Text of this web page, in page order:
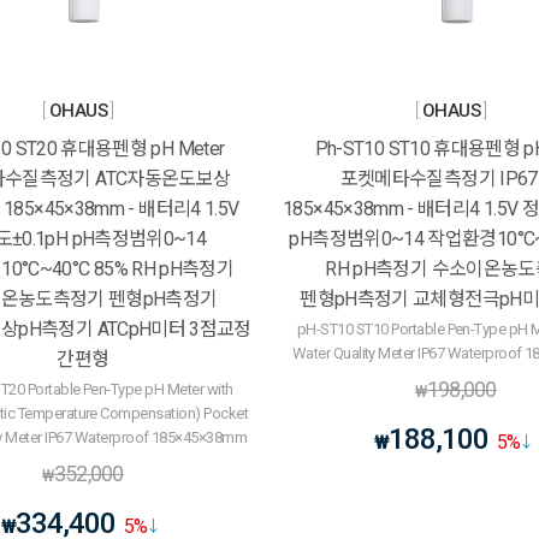
OHAUS
ST20 휴대용펜형 pH Meter
질측정기 ATC자동온도보상
- 배터리4 1.5V
±0.1pH pH측정범위0~14
85% RH pH측정기
농도측정기 펜형pH측정기
pH측정기 ATCpH미터 3점교정
간편형
Portable Pen-Type pH Meter with
Temperature Compensation) Pocket
Meter IP67 Waterproof 185×45×38mm
₩352,000
₩334,400 5%
OHAUS
Ph-ST10 ST10 휴대용펜형
포켓메타수질측정기
185×45×38mm - 배터리4 1.5V
pH측정범위0~14 작업환경
RH pH측정기 수소이온농
펜형pH측정기 교체형전극pH
pH-ST10 ST10 Portable Pen-Type pH
Water Quality Meter IP67 Waterproof
₩198,000
₩188,100 5%